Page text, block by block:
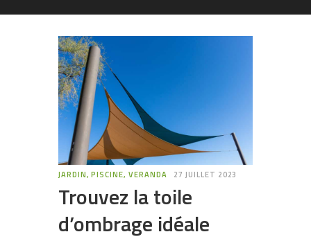
JARDIN, PISCINE, VERANDA 27 JUILLET 2023
Trouvez la toile
d’ombrage idéale